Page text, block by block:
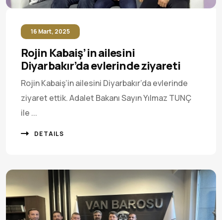
16 Mart, 2025
Rojin Kabaiş’in ailesini
Diyarbakır’da evlerinde ziyareti
Rojin Kabaiş’in ailesini Diyarbakır’da evlerinde
ziyaret ettik. Adalet Bakanı Sayın Yılmaz TUNÇ
ile ...
DETAILS